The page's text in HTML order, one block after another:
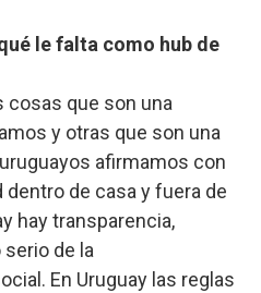
le falta como hub de
cosas que son una
y otras que son una
afirmamos con
de casa y fuera de
hay transparencia,
de la
En Uruguay las reglas